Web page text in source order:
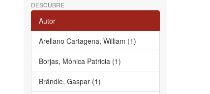
DESCUBRE
Autor
Arellano Cartagena, William (1)
Borjas, Mónica Patricia (1)
Brändle, Gaspar (1)